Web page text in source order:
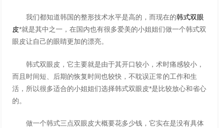
我们都知道韩国的整形技术水平是高的，而现在的韩式双眼
皮*就是其中之一，在国内也有很多爱美的小姐姐们做一个韩式双
眼皮让自己的眼睛更加的漂亮。
韩式双眼皮，它主要就是由于其开口较小，术时痛感较小，
而且时间短、后期的恢复时间也较快，不耽误正常的工作和生
活，所以很多适合的小姐姐们选择韩式双眼皮*是比较放心和省心
的。
做一个韩式三点双眼皮大概要花多少钱，它实在是没有具体